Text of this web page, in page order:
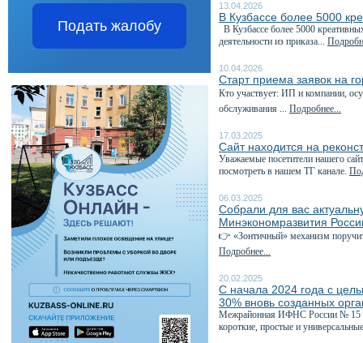
Подать жалобу
13.04.2026
В Кузбассе более 5000
В Кузбассе более 5000
деятельности из приказа...
10.04.2026
Старт приема заявок на
Кто участвует: ИП и компании,
обслуживания ... Подробнее...
17.03.2025
Сайт находится на
Уважаемые посетители нашего
посмотреть в нашем ТГ канале.
06.03.2025
Собрали для вас
Минэкономразвития
👉 «Зонтичный» механизм
Подробнее...
20.02.2025
С начала 2024 года с
30% вновь созданных
Межрайонная ИФНС России № 15
короткие, простые и